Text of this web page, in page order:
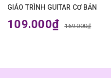
GIÁO TRÌNH GUITAR CƠ BẢN
109.000₫ 169.000₫